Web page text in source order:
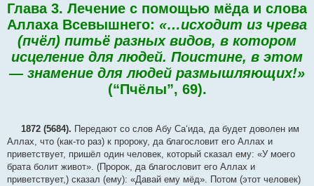
Глава 3. Лечение с помощью мёда и слова
Аллаха Всевышнего: «…исходит из чрева
(пчёл) питьё разных видов, в котором
исцеление для людей. Поистине, в этом
— знамение для людей размышляющих!»
(“Пчёлы”, 69).
1872 (5684). Передают со слов Абу Са‘ида, да будет доволен им
Аллах, что (как-то раз) к пророку, да благословит его Аллах и
приветствует, пришёл один человек, который сказал ему: «У моего
брата болит живот». (Пророк, да благословит его Аллах и
приветствует,) сказал (ему): «Давай ему мёд». Потом (этот человек)